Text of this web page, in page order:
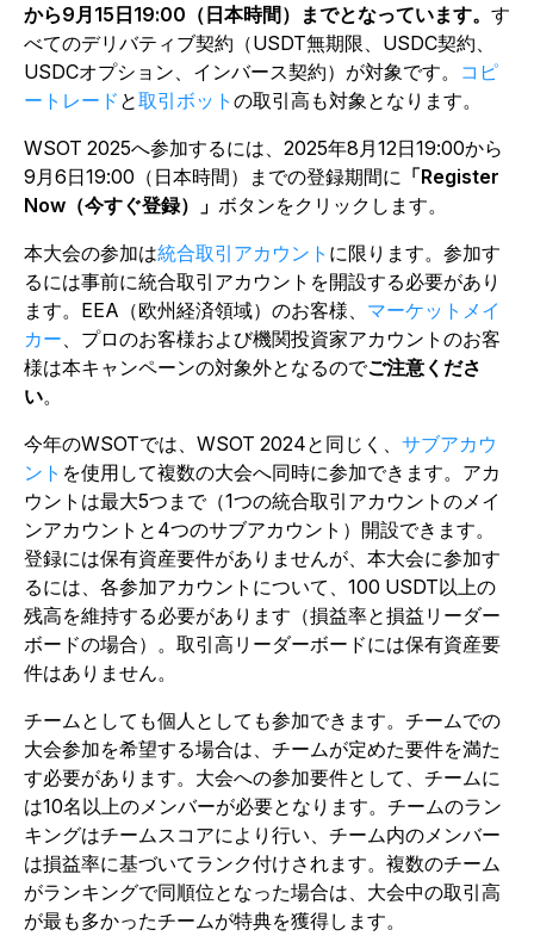
から9月15日19:00（日本時間）までとなっています。 す
べてのデリバティブ契約（USDT無期限、USDC契約、
USDCオプション、インバース契約）が対象です。 コピ
ートレード と取引ボット の取引高も対象となります。
WSOT 2025へ参加するには、2025年8月12日19:00から
9月6日19:00（日本時間）までの登録期間に 「Register
Now（今すぐ登録）」 ボタンをクリックします。
本大会の参加は統合取引アカウント に限ります。参加す
るには事前に統合取引アカウントを開設する必要があり
ます。EEA（欧州経済領域）のお客様、 マーケットメイ
カー、プロのお客様および機関投資家アカウントのお客
様は本キャンペーンの対象外となるのでご注意くださ
い。
今年のWSOTでは、WSOT 2024と同じく、 サブアカウ
ント を使用して複数の大会へ同時に参加できます。アカ
ウントは最大5つまで（1つの統合取引アカウントのメイ
ンアカウントと4つのサブアカウント）開設できます。
登録には保有資産要件がありませんが、本大会に参加す
るには、各参加アカウントについて、100 USDT以上の
残高を維持する必要があります（損益率と損益リーダー
ボードの場合）。取引高リーダーボードには保有資産要
件はありません。
チームとしても個人としても参加できます。チームでの
大会参加を希望する場合は、チームが定めた要件を満た
す必要があります。大会への参加要件として、チームに
は10名以上のメンバーが必要となります。チームのラン
キングはチームスコアにより行い、チーム内のメンバー
は損益率に基づいてランク付けされます。複数のチーム
がランキングで同順位となった場合は、大会中の取引高
が最も多かったチームが特典を獲得します。